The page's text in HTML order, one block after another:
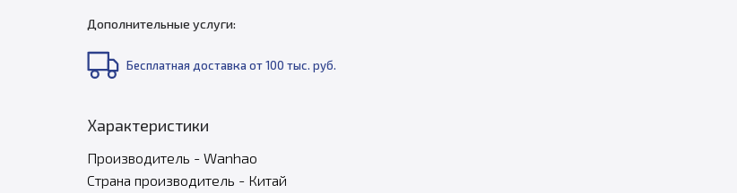
Дополнительные услуги:
Бесплатная доставка от 100 тыс. руб.
Характеристики
Производитель - Wanhao
Страна производитель - Китай